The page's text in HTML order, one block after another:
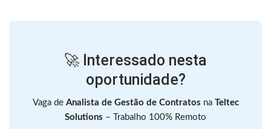
🚀 Interessado nesta
oportunidade?
Vaga de Analista de Gestão de Contratos na Teltec
Solutions – Trabalho 100% Remoto